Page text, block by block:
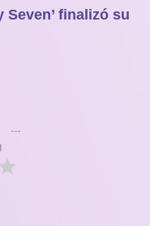
finalizó su